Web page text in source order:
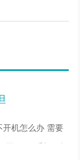
开机怎么办 需要
题。2、手机死机